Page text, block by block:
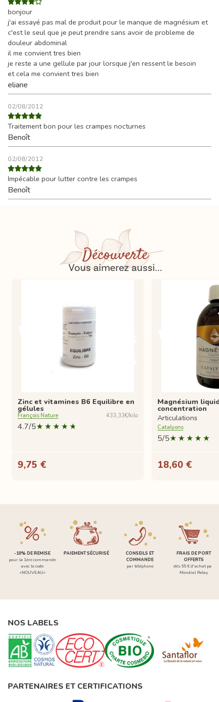
bonjour
j'ai essayé pas mal de produit pour le manque de magnésium et
c'est le seul que je peut prendre sans avoir de probleme de
douleur abdominal
il me convient tres bien
je reste a une gellule par jour lorsque j'en ressent le besoin
et cela me convient tres bien
eliane
02/08/2012
Traitement bon pour les crampes nocturnes
Benoît
02/08/2012
Impécable pour lutter contre les crampes
Benoît
Découverte
Vous aimerez aussi...
Zinc et vitamines B6 Equilibre en
gélules
François Nature 433,33€/kilo
4.7/5
9,75 €
Magnésium
concentration
Articulations
Catalyons
5/5
18,60 €
-10% DE REMISE
pour la 1ère commande
avec le code
«NOUVEAU»
PAIEMENT SÉCURISÉ
CONSEILS ET
COMMANDE
par téléphone
FRAIS DE PORT
OFFERTS
dès 55 € d'achat par
Mondial Relay
NOS LABELS
PARTENAIRES ET CERTIFICATIONS